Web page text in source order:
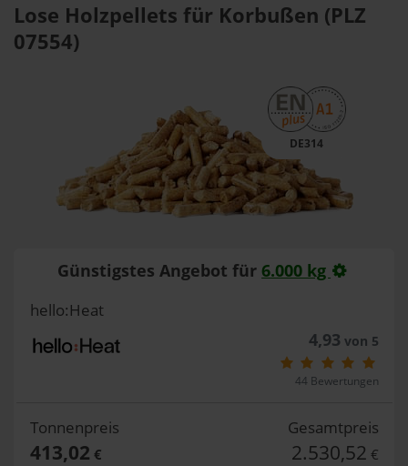
Lose Holzpellets für Korbußen (PLZ
07554)
DE314
Günstigstes Angebot für 6.000 kg
hello:Heat
4,93 von 5
44 Bewertungen
Tonnenpreis
413,02 €
Gesamtpreis
2.530,52 €